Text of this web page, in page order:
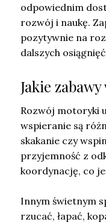
odpowiednim
rozwój i naukę.
pozytywnie na
dalszych
Jakie
Rozwój motoryki
wspieranie są
skakanie czy
przyjemność z
koordynację, co
Innym świetnym
rzucać, łapać,